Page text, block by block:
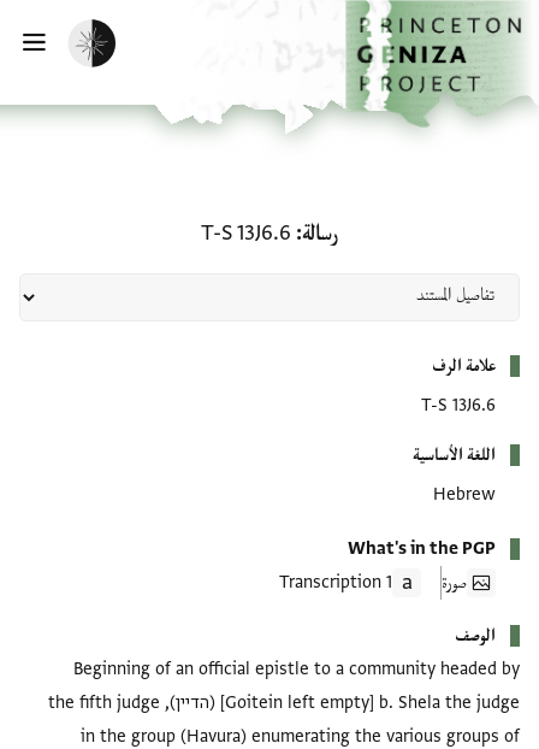
إلى المحتوى الرئيسي
الرئيسية
تفعيل الوضع المظلم
رسالة T-S 13J6.6
علامة الرف
T-S 13J6.6
اللغة الأساسية
Hebrew
What's in the PGP
صورة
1 Transcription
الوصف
Beginning of an official epistle to a community headed by
[Goitein left empty] b. Shela the judge (הדיין), the fifth judge
in the group (Havura) enumerating the various groups of